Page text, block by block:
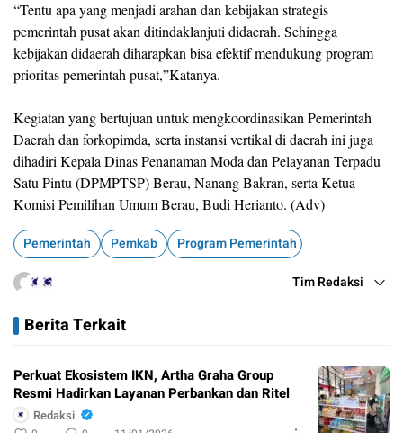
“Tentu apa yang menjadi arahan dan kebijakan strategis
pemerintah pusat akan ditindaklanjuti didaerah. Sehingga
kebijakan didaerah diharapkan bisa efektif mendukung program
prioritas pemerintah pusat,”Katanya.
Kegiatan yang bertujuan untuk mengkoordinasikan Pemerintah
Daerah dan forkopimda, serta instansi vertikal di daerah ini juga
dihadiri Kepala Dinas Penanaman Moda dan Pelayanan Terpadu
Satu Pintu (DPMPTSP) Berau, Nanang Bakran, serta Ketua
Komisi Pemilihan Umum Berau, Budi Herianto. (Adv)
Pemerintah Pemkab Program Pemerintah
Tim Redaksi
Berita Terkait
Perkuat Ekosistem IKN, Artha Graha Group
Resmi Hadirkan Layanan Perbankan dan Ritel
Redaksi